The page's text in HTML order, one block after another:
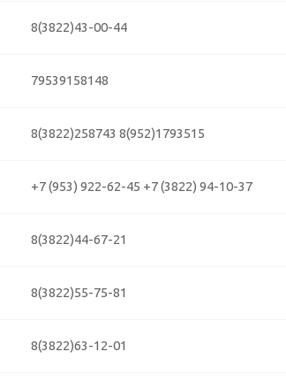
8(3822)43-00-44
79539158148
8(3822)258743 8(952)1793515
+7 (953) 922-62-45 +7 (3822) 94-10-37
8(3822)44-67-21
8(3822)55-75-81
8(3822)63-12-01